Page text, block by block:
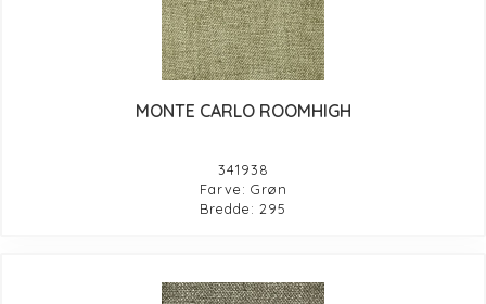
MONTE CARLO ROOMHIGH
341938
Farve: Grøn
Bredde: 295